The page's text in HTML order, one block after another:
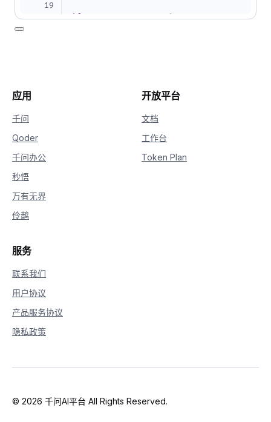
19
20
if __name__ == '__main__':
应用
千问
Qoder
千问办公
秒悟
万有无界
伶鹊
开放平台
文档
工作台
Token Plan
服务
联系我们
用户协议
产品服务协议
隐私政策
© 2026 千问AI平台 All Rights Reserved.